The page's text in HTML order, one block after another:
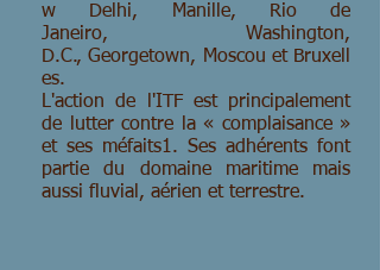
w Delhi, Manille, Rio de
Janeiro, Washington,
D.C., Georgetown, Moscou et Bruxell
es.
L'action de l'ITF est principalement
de lutter contre la « complaisance »
et ses méfaits1. Ses adhérents font
partie du domaine maritime mais
aussi fluvial, aérien et terrestre.